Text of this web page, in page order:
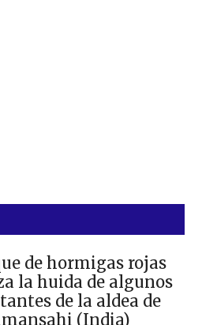
de hormigas rojas
la huida de algunos
de la aldea de
(India)